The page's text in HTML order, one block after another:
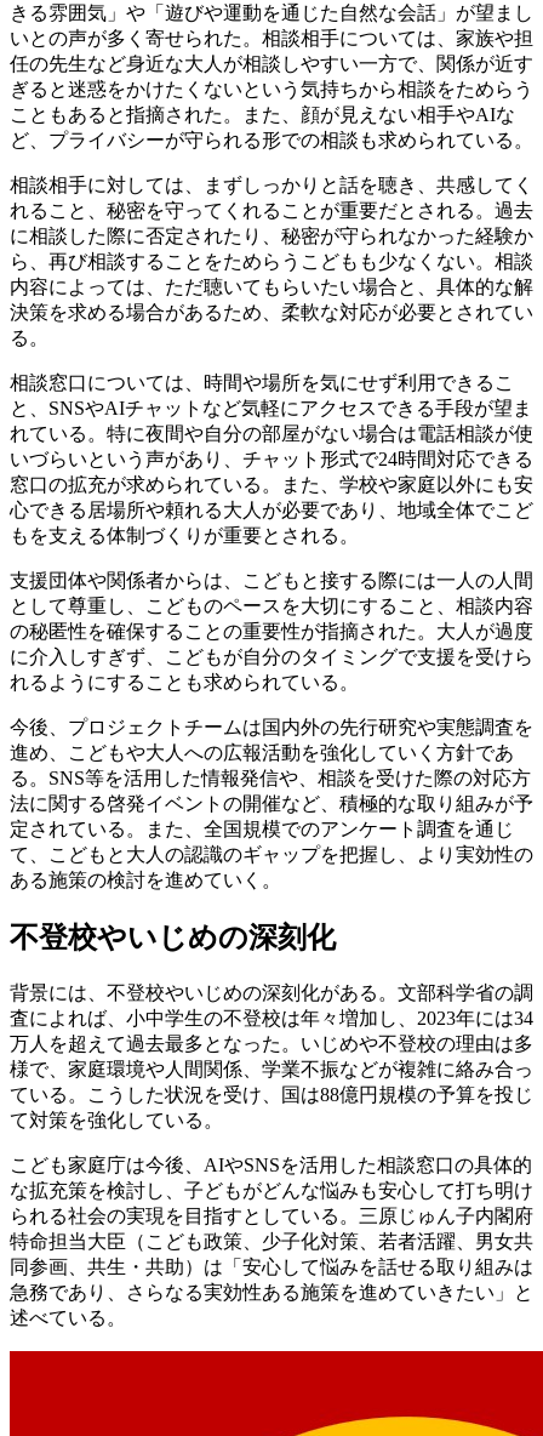
きる雰囲気」や「遊びや運動を通じた自然な会話」が望まし
いとの声が多く寄せられた。相談相手については、家族や担
任の先生など身近な大人が相談しやすい一方で、関係が近す
ぎると迷惑をかけたくないという気持ちから相談をためらう
こともあると指摘された。また、顔が見えない相手やAIな
ど、プライバシーが守られる形での相談も求められている。
相談相手に対しては、まずしっかりと話を聴き、共感してく
れること、秘密を守ってくれることが重要だとされる。過去
に相談した際に否定されたり、秘密が守られなかった経験か
ら、再び相談することをためらうこどもも少なくない。相談
内容によっては、ただ聴いてもらいたい場合と、具体的な解
決策を求める場合があるため、柔軟な対応が必要とされてい
る。
相談窓口については、時間や場所を気にせず利用できるこ
と、SNSやAIチャットなど気軽にアクセスできる手段が望ま
れている。特に夜間や自分の部屋がない場合は電話相談が使
いづらいという声があり、チャット形式で24時間対応できる
窓口の拡充が求められている。また、学校や家庭以外にも安
心できる居場所や頼れる大人が必要であり、地域全体でこど
もを支える体制づくりが重要とされる。
支援団体や関係者からは、こどもと接する際には一人の人間
として尊重し、こどものペースを大切にすること、相談内容
の秘匿性を確保することの重要性が指摘された。大人が過度
に介入しすぎず、こどもが自分のタイミングで支援を受けら
れるようにすることも求められている。
今後、プロジェクトチームは国内外の先行研究や実態調査を
進め、こどもや大人への広報活動を強化していく方針であ
る。SNS等を活用した情報発信や、相談を受けた際の対応方
法に関する啓発イベントの開催など、積極的な取り組みが予
定されている。また、全国規模でのアンケート調査を通じ
て、こどもと大人の認識のギャップを把握し、より実効性の
ある施策の検討を進めていく。
不登校やいじめの深刻化
背景には、不登校やいじめの深刻化がある。文部科学省の調
査によれば、小中学生の不登校は年々増加し、2023年には34
万人を超えて過去最多となった。いじめや不登校の理由は多
様で、家庭環境や人間関係、学業不振などが複雑に絡み合っ
ている。こうした状況を受け、国は88億円規模の予算を投じ
て対策を強化している。
こども家庭庁は今後、AIやSNSを活用した相談窓口の具体的
な拡充策を検討し、子どもがどんな悩みも安心して打ち明け
られる社会の実現を目指すとしている。三原じゅん子内閣府
特命担当大臣（こども政策、少子化対策、若者活躍、男女共
同参画、共生・共助）は「安心して悩みを話せる取り組みは
急務であり、さらなる実効性ある施策を進めていきたい」と
述べている。